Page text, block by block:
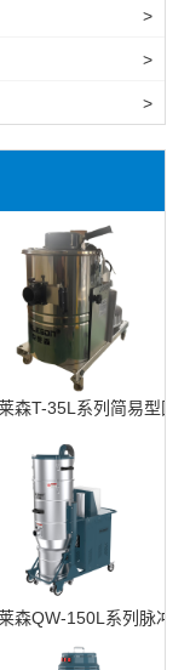
>
>
>
吸尘器
森T-35L系列简易型固
工业吸尘器
森QW-150L系列脉冲